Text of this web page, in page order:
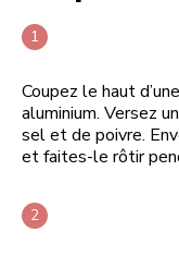
Coupez le haut
aluminium. Versez
sel et de poivre.
et faites-le rôtir